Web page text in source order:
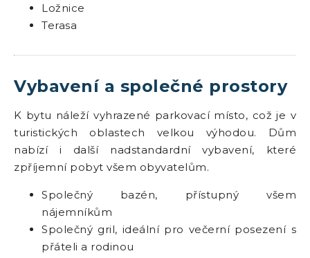
Ložnice
Terasa
Vybavení a společné prostory
K bytu náleží vyhrazené parkovací místo, což je v
turistických oblastech velkou výhodou. Dům
nabízí i další nadstandardní vybavení, které
zpříjemní pobyt všem obyvatelům.
Společný bazén, přístupný všem
nájemníkům
Společný gril, ideální pro večerní posezení s
přáteli a rodinou